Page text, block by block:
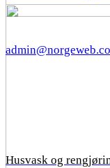
Husvask og